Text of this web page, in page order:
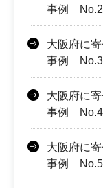
事例 No.2
大阪府に
事例 No.3
大阪府に
事例 No.4
大阪府に
事例 No.5